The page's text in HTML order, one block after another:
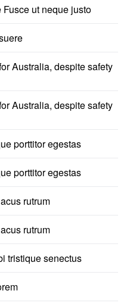
ut neque justo
Australia, despite safety
Australia, despite safety
porttitor egestas
porttitor egestas
rutrum
rutrum
tristique senectus